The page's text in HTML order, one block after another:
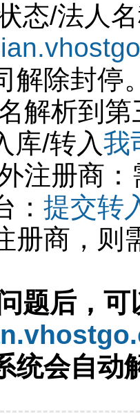
态/法人
解除封停
解析到
库/转入我
注册商
： 提交转
册商，则
题后，可
统会自动